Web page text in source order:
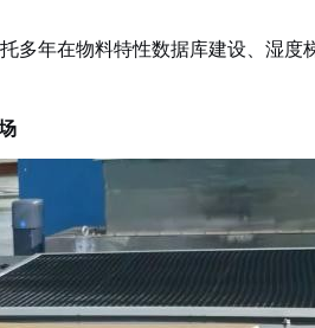
多年在物料特性数据库建设、湿度